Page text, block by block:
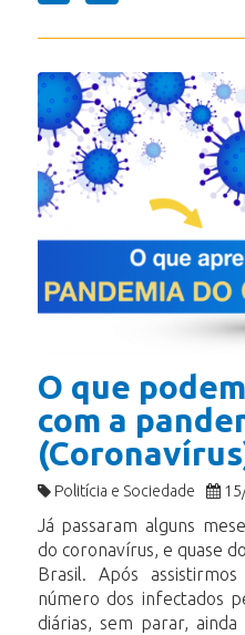
O que
com a
Politícia e Sociedade
Já passaram alguns
do coronavírus, e quase
Brasil. Após
número dos infectados
diárias, sem parar,